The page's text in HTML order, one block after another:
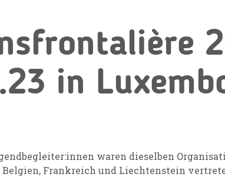
in
waren dieselben
Frankreich und Liechtenstein